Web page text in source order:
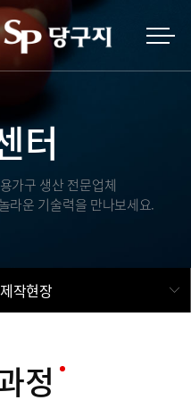
터
가구 생산 전문업체
라운 기술력을 만나보세요.
제작현장
정